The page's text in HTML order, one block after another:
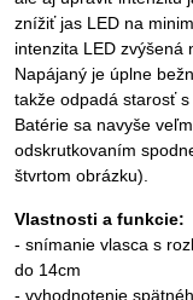
znížiť jas LED na
intenzita LED zvýšená
Napájaný je úplne
takže odpadá starosť
Batérie sa navyše
odskrutkovaním
štvrtom obrázku).
Vlastnosti a funkcie:
- snímanie vlasca s
do 14cm
- vyhodnotenie